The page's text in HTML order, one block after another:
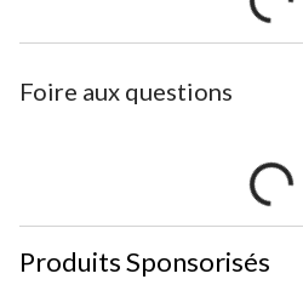
Foire aux questions
Produits Sponsorisés